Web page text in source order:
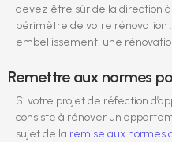
devez être sûr de la direction
périmètre de votre rénovation
embellissement, une
Remettre aux normes
Si votre projet de réfection
consiste à rénover un
sujet de la remise aux normes